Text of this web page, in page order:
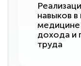
навыков
дохода и
труда